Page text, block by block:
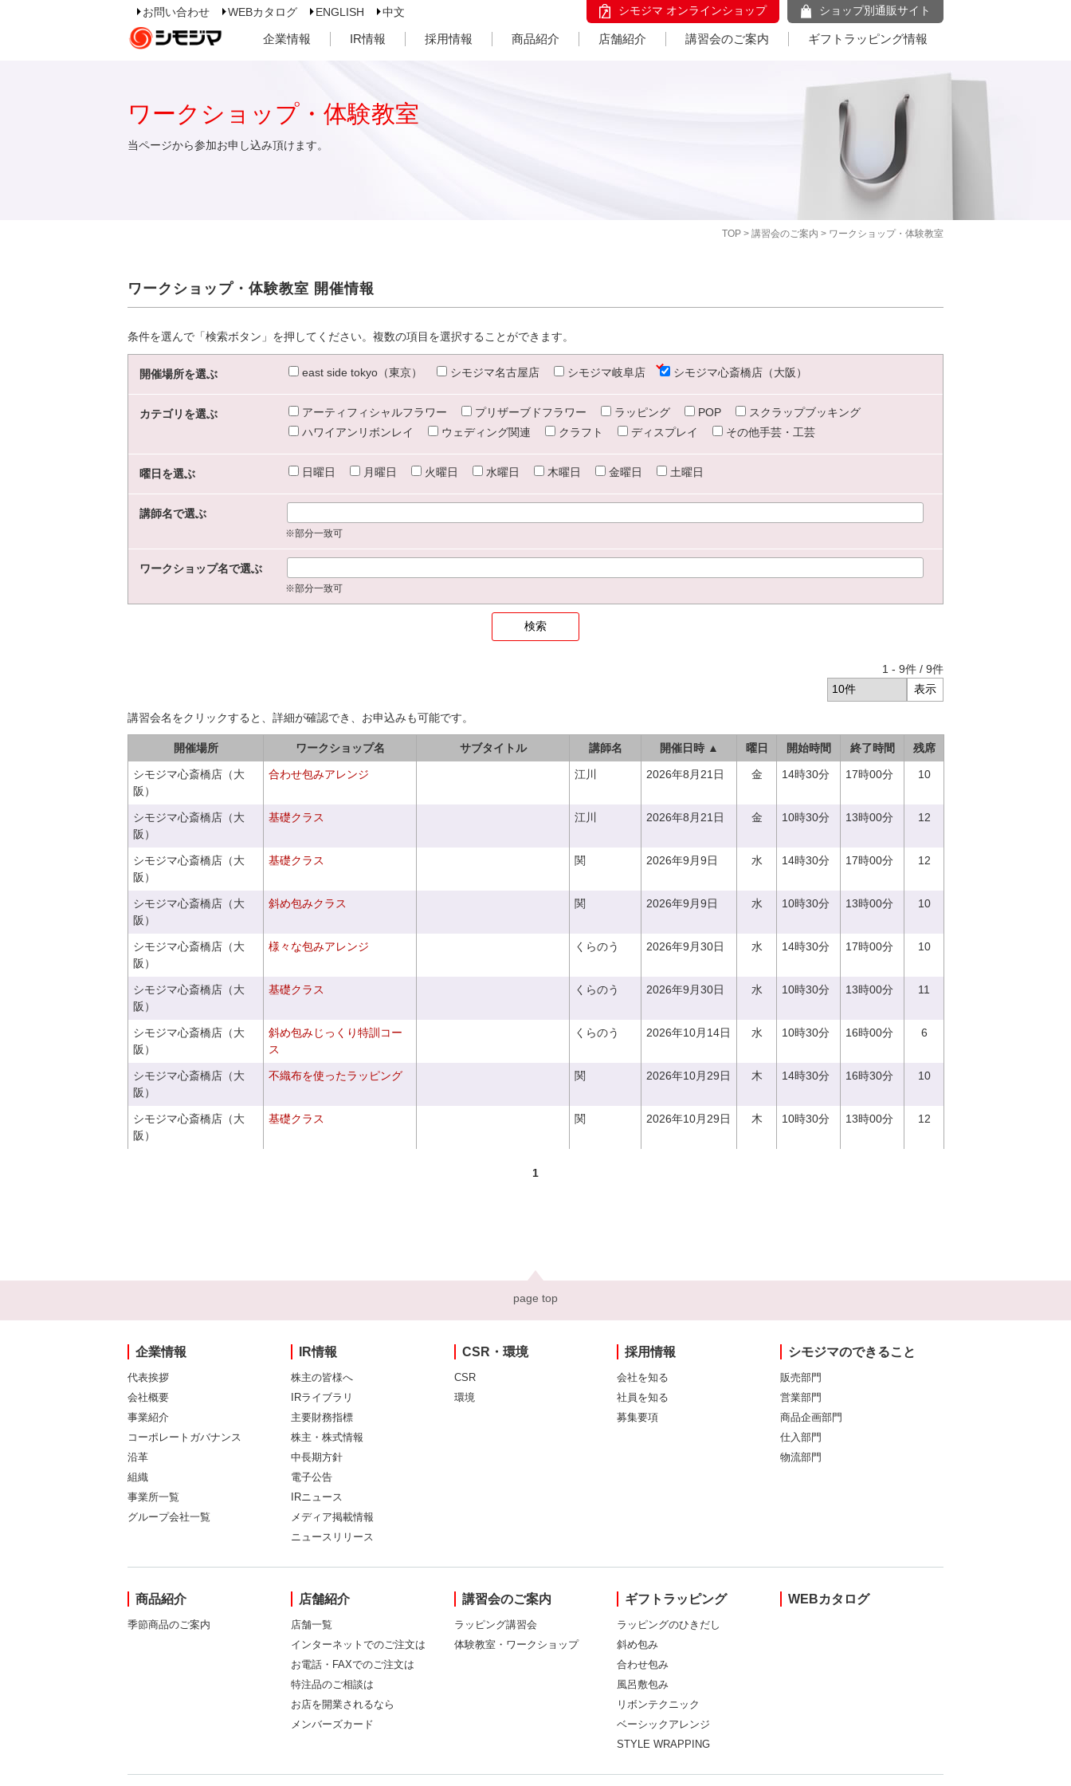
お問い合わせ WEBカタログ ENGLISH 中文 シモジマ オンラインショップ ショップ別通販サイト
企業情報 IR情報 採用情報 商品紹介 店舗紹介 講習会のご案内 ギフトラッピング情報
TOP > 講習会のご案内 > ワークショップ・体験教室
ワークショップ・体験教室
当ページから参加お申し込み頂けます。
ワークショップ・体験教室 開催情報
条件を選んで「検索ボタン」を押してください。複数の項目を選択することができます。
開催場所を選ぶ east side tokyo（東京） シモジマ名古屋店 シモジマ岐阜店 シモジマ心斎橋店（大阪）
カテゴリを選ぶ アーティフィシャルフラワー プリザーブドフラワー ラッピング POP
スクラップブッキング
ハワイアンリボンレイ
ウェディング関連 クラフト ディスプレイ その他手芸・工芸
曜日を選ぶ 日曜日 月曜日 火曜日 水曜日 木曜日 金曜日 土曜日
講師名で選ぶ
※部分一致可
ワークショップ名で選ぶ
※部分一致可
1 - 9件 / 9件
講習会名をクリックすると、詳細が確認でき、お申込みも可能です。
開催場所 ワークショップ名 サブタイトル 講師名 開催日時 ▲ 曜日 開始時間 終了時間 残席
シモジマ心斎橋店（大
阪）
合わせ包みアレンジ 江川 2026年8月21日 金 14時30分 17時00分 10
シモジマ心斎橋店（大
阪）
基礎クラス 江川 2026年8月21日 金 10時30分 13時00分 12
シモジマ心斎橋店（大
阪）
基礎クラス 関 2026年9月9日 水 14時30分 17時00分 12
シモジマ心斎橋店（大
阪）
斜め包みクラス 関 2026年9月9日 水 10時30分 13時00分 10
シモジマ心斎橋店（大
阪）
様々な包みアレンジ くらのう 2026年9月30日 水 14時30分 17時00分 10
シモジマ心斎橋店（大
阪）
基礎クラス くらのう 2026年9月30日 水 10時30分 13時00分 11
シモジマ心斎橋店（大
阪）
斜め包みじっくり特訓コー
ス
くらのう 2026年10月14日 水 10時30分 16時00分 6
シモジマ心斎橋店（大
阪）
不織布を使ったラッピング 関 2026年10月29日 木 14時30分 16時30分 10
シモジマ心斎橋店（大
阪）
基礎クラス 関 2026年10月29日 木 10時30分 13時00分 12
1
page top
企業情報
代表挨拶
会社概要
事業紹介
コーポレートガバナンス
沿革
組織
事業所一覧
グループ会社一覧
IR情報
株主の皆様へ
IRライブラリ
主要財務指標
株主・株式情報
中長期方針
電子公告
IRニュース
メディア掲載情報
ニュースリリース
CSR・環境
CSR
環境
採用情報
会社を知る
社員を知る
募集要項
シモジマのできること
販売部門
営業部門
商品企画部門
仕入部門
物流部門
商品紹介
季節商品のご案内
店舗紹介
店舗一覧
インターネットでのご注文は
お電話・FAXでのご注文は
特注品のご相談は
お店を開業されるなら
メンバーズカード
講習会のご案内
ラッピング講習会
体験教室・ワークショップ
ギフトラッピング
ラッピングのひきだし
斜め包み
合わせ包み
風呂敷包み
リボンテクニック
ベーシックアレンジ
STYLE WRAPPING
WEBカタログ